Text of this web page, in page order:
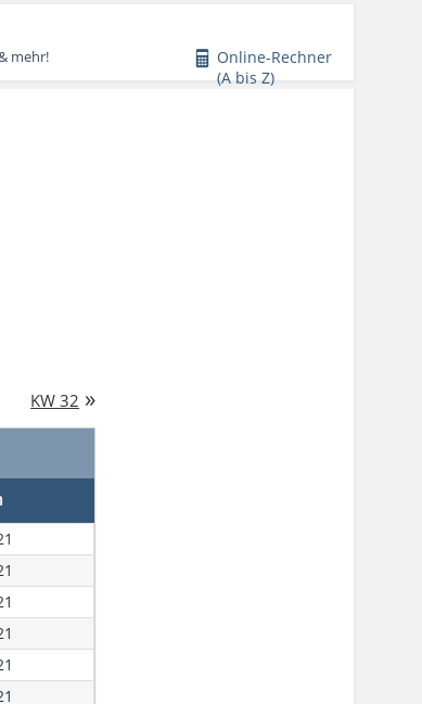
mehr!
Online-Rechner
(A bis Z)
KW 32 »